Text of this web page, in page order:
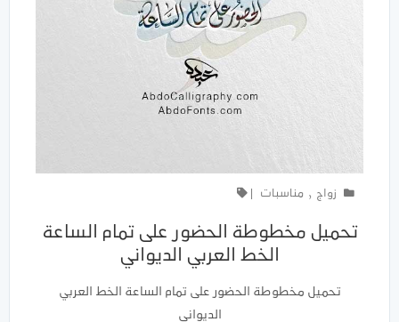
زواج , مناسبات
تحميل مخطوطة الحضور على تمام الساعة
الخط العربي الديواني
تحميل مخطوطة الحضور على تمام الساعة الخط العربي
الديواني